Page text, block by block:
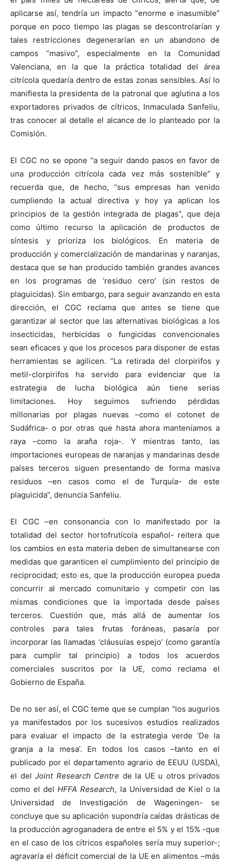
aplicarse así, tendría un impacto “enorme e inasumible”
porque en poco tiempo las plagas se descontrolarían y
tales restricciones degenerarían en un abandono de
campos “masivo”, especialmente en la Comunidad
Valenciana, en la que la práctica totalidad del área
citrícola quedaría dentro de estas zonas sensibles. Así lo
manifiesta la presidenta de la patronal que aglutina a los
exportadores privados de cítricos, Inmaculada Sanfeliu,
tras conocer al detalle el alcance de lo planteado por la
Comisión.
El CGC no se opone “a seguir dando pasos en favor de
una producción citrícola cada vez más sostenible” y
recuerda que, de hecho, “sus empresas han venido
cumpliendo la actual directiva y hoy ya aplican los
principios de la gestión integrada de plagas”, que deja
como último recurso la aplicación de productos de
síntesis y prioriza los biológicos. En materia de
producción y comercialización de mandarinas y naranjas,
destaca que se han producido también grandes avances
en los programas de ‘residuo cero’ (sin restos de
plaguicidas). Sin embargo, para seguir avanzando en esta
dirección, el CGC reclama que antes se tiene que
garantizar al sector que las alternativas biológicas a los
insecticidas, herbicidas o fungicidas convencionales
sean eficaces y que los procesos para disponer de estas
herramientas se agilicen. “La retirada del clorpirifos y
metil-clorpirifos ha servido para evidenciar que la
estrategia de lucha biológica aún tiene serias
limitaciones. Hoy seguimos sufriendo pérdidas
millonarias por plagas nuevas –como el cotonet de
Sudáfrica- o por otras que hasta ahora manteníamos a
raya –como la araña roja-. Y mientras tanto, las
importaciones europeas de naranjas y mandarinas desde
países terceros siguen presentando de forma masiva
residuos –en casos como el de Turquía- de este
plaguicida”, denuncia Sanfeliu.
El CGC –en consonancia con lo manifestado por la
totalidad del sector hortofrutícola español- reitera que
los cambios en esta materia deben de simultanearse con
medidas que garanticen el cumplimiento del principio de
reciprocidad; esto es, que la producción europea pueda
concurrir al mercado comunitario y competir con las
mismas condiciones que la importada desde países
terceros. Cuestión que, más allá de aumentar los
controles para tales frutas foráneas, pasaría por
incorporar las llamadas ‘cláusulas espejo’ (como garantía
para cumplir tal principio) a todos los acuerdos
comerciales suscritos por la UE, como reclama el
Gobierno de España.
De no ser así, el CGC teme que se cumplan “los augurios
ya manifestados por los sucesivos estudios realizados
para evaluar el impacto de la estrategia verde ‘De la
granja a la mesa’. En todos los casos –tanto en el
publicado por el departamento agrario de EEUU (USDA),
el del Joint Research Centre de la UE u otros privados
como el delHFFA Research, la Universidad de Kiel o la
Universidad de Investigación de Wageningen- se
concluye que su aplicación supondría caídas drásticas de
la producción agroganadera de entre el 5% y el 15% -que
en el caso de los cítricos españoles sería muy superior-;
agravaría el déficit comercial de la UE en alimentos –más